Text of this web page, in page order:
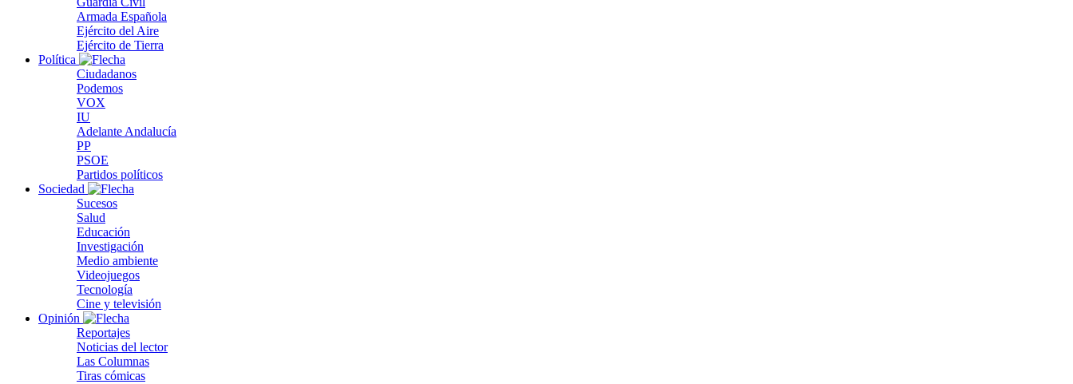
Armada Española
Ejército del Aire
Ejército de Tierra
Política
Ciudadanos
Podemos
VOX
IU
Adelante Andalucía
PP
PSOE
Partidos políticos
Sociedad
Sucesos
Salud
Educación
Investigación
Medio ambiente
Videojuegos
Tecnología
Cine y televisión
Opinión
Reportajes
Noticias del lector
Las Columnas
Tiras cómicas